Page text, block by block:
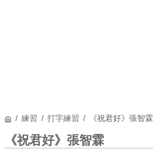
練習 打字練習 《祝君好》張智霖
《祝君好》張智霖